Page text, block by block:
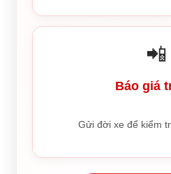
📲
Báo giá
Gửi đời xe để kiểm